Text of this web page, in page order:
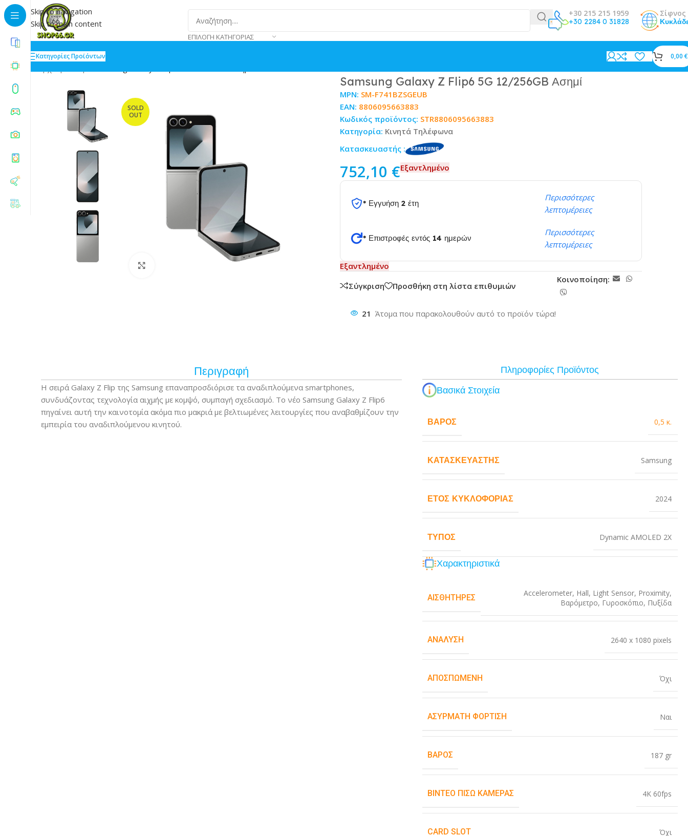
Skip to navigation
Skip to main content
ΕΠΙΛΟΓΉ ΚΑΤΗΓΟΡΊΑΣ
+30 215 215 1959
+30 2284 0 31828
Σίφνος
Κατηγορίες Προϊόντων 0,00 €
SOLD
OUT
Κάντε κλικ για μεγέθυνση
Samsung Galaxy Z Flip6 5G 12/256GB Ασημί
Κατασκευαστής :
MPN: SM-F741BZSGEUB
EAN: 8806095663883
Κωδικός προϊόντος: STR8806095663883
Κατηγορία: Κινητά Τηλέφωνα
752,10 €Εξαντλημένο
* Εγγυήση 2 έτη
Περισσότερες
λεπτομέρειες
* Επιστροφές εντός 14 ημερών
Περισσότερες
λεπτομέρειες
Εξαντλημένο
Σύγκριση
Προσθήκη στη λίστα επιθυμιών
Κοινοποίηση:
21 Άτομα που παρακολουθούν αυτό το προϊόν τώρα!
Περιγραφή
Η σειρά Galaxy Z Flip της Samsung επαναπροσδιόρισε τα αναδιπλούμενα smartphones,
συνδυάζοντας τεχνολογία αιχμής με κομψό, συμπαγή σχεδιασμό. Το νέο Samsung Galaxy Z Flip6
πηγαίνει αυτή την καινοτομία ακόμα πιο μακριά με βελτιωμένες λειτουργίες που αναβαθμίζουν την
εμπειρία του αναδιπλούμενου κινητού.
Πληροφορίες Προϊόντος
Βασικά Στοιχεία
ΒΆΡΟΣ 0,5 κ.
ΚΑΤΑΣΚΕΥΑΣΤΉΣ Samsung
ΈΤΟΣ ΚΥΚΛΟΦΟΡΊΑΣ 2024
ΤΎΠΟΣ Dynamic AMOLED 2X
Χαρακτηριστικά
ΑΙΣΘΗΤΉΡΕΣ Accelerometer, Hall, Light Sensor, Proximity,
Βαρόμετρο, Γυροσκόπιο, Πυξίδα
ΑΝΆΛΥΣΗ 2640 x 1080 pixels
ΑΠΟΣΠΏΜΕΝΗ Όχι
ΑΣΎΡΜΑΤΗ ΦΌΡΤΙΣΗ Ναι
ΒΆΡΟΣ 187 gr
ΒΊΝΤΕΟ ΠΊΣΩ ΚΆΜΕΡΑΣ 4K 60fps
CARD SLOT Όχι